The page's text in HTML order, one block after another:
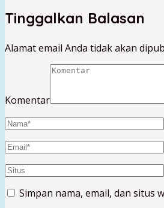
Tinggalkan Balasan
Alamat email Anda tidak akan
Komentar
Simpan nama, email, dan situs